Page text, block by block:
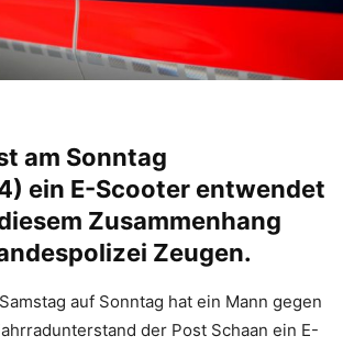
am Sonntag
ein E-Scooter entwendet
Zusammenhang
Zeugen.
auf Sonntag hat ein Mann gegen
der Post Schaan ein E-